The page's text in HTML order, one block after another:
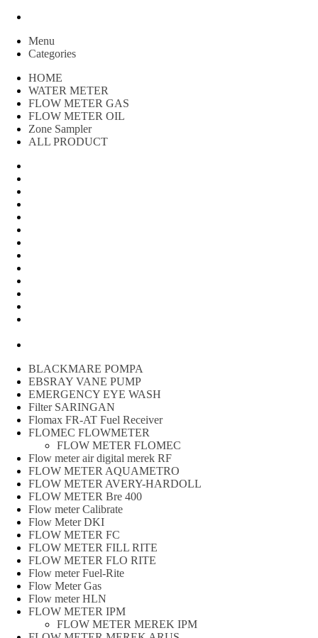
Menu
Categories
HOME
WATER METER
FLOW METER GAS
FLOW METER OIL
Zone Sampler
ALL PRODUCT
BLACKMARE POMPA
EBSRAY VANE PUMP
EMERGENCY EYE WASH
Filter SARINGAN
Flomax FR-AT Fuel Receiver
FLOMEC FLOWMETER
FLOW METER FLOMEC
Flow meter air digital merek RF
FLOW METER AQUAMETRO
FLOW METER AVERY-HARDOLL
FLOW METER Bre 400
Flow meter Calibrate
Flow Meter DKI
FLOW METER FC
FLOW METER FILL RITE
FLOW METER FLO RITE
Flow meter Fuel-Rite
Flow Meter Gas
Flow meter HLN
FLOW METER IPM
FLOW METER MEREK IPM